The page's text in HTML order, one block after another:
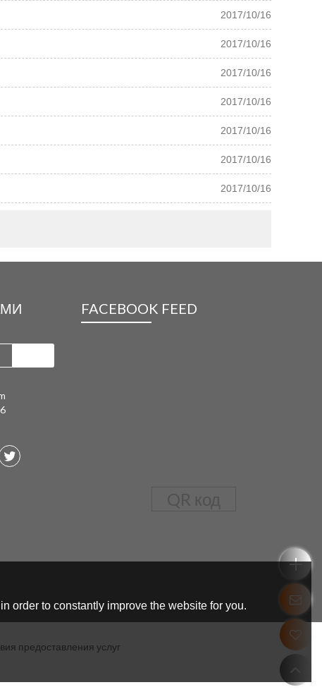
2017/10/16
2017/10/16
2017/10/16
2017/10/16
2017/10/16
2017/10/16
2017/10/16
FACEBOOK FEED
QR код
предоставления услуг
order to constantly improve the website for you.